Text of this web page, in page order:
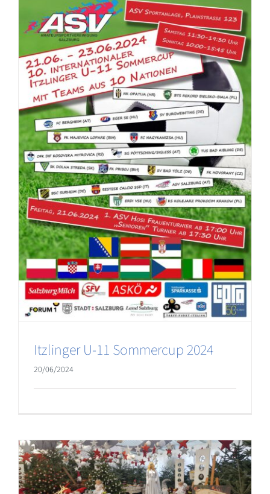
Itzlinger U-11 Sommercup 2024
20/06/2024